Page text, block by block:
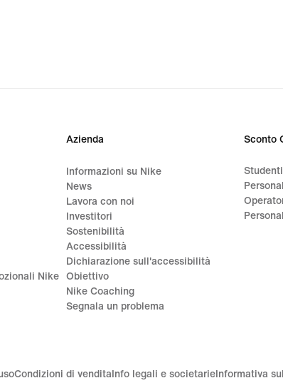
Nike
Azienda
Informazioni su Nike
News
Lavora con noi
Investitori
Sostenibilità
Accessibilità
Dichiarazione sull'accessibilità
Obiettivo
Nike Coaching
Segnala un problema
Sconto
Condizioni di vendita Info legali e societarie Informativa